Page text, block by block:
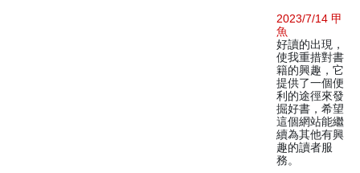
2023/7/14 甲
魚
好讀的出現，
使我重措對書
籍的興趣，它
提供了一個便
利的途徑來發
掘好書，希望
這個網站能繼
續為其他有興
趣的讀者服
務。